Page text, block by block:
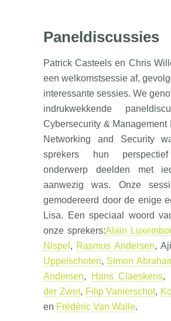
Paneldiscussies
Patrick Casteels en Chris
een welkomstsessie af,
interessante sessies. We
indrukwekkende
Cybersecurity & Management
Networking and Security
sprekers hun
onderwerp deelden met
aanwezig was. Onze
gemodereerd door de enige
Lisa. Een speciaal woord
onze sprekers:Alain
Nispel , Rasmus Andersen,
Uppelschoten, Simon
Andersen, Hans Claeskens,
der Zwet, Filip Vanierschot,
en Frédéric Van Walle.